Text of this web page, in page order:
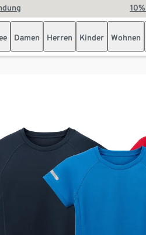
Damen Herren Kinder Wohnen